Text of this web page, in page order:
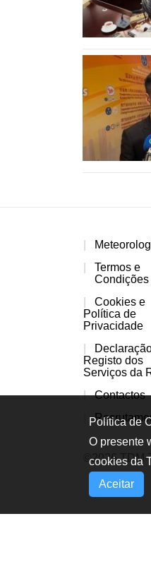
Termos e
Condições
Cookies e
Política de
Privacidade
Registo dos
Serviços da
Contactos
©2026
Política de
O presente
cookies da
Aceitar